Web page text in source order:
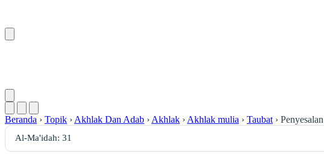
Beranda › Topik › Akhlak Dan Adab › Akhlak › Akhlak mulia › Taubat ›